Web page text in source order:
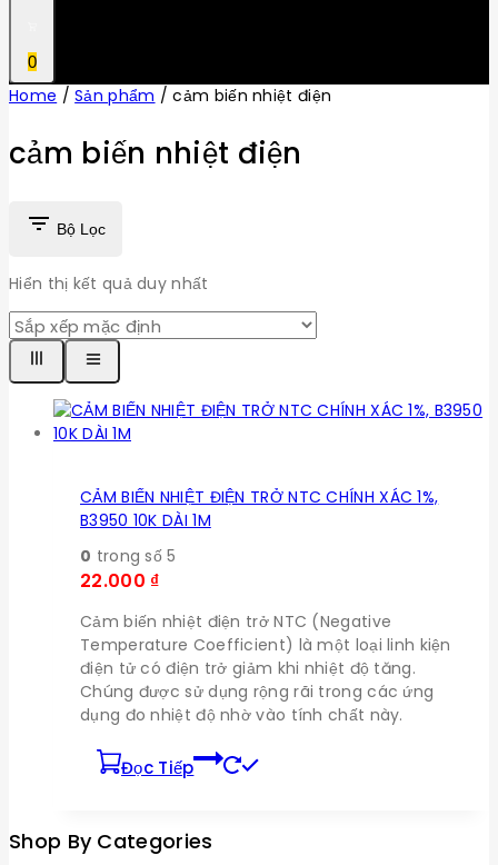
0
Home / Sản phẩm / cảm biến nhiệt điện
cảm biến nhiệt điện
Bộ Lọc
Hiển thị kết quả duy nhất
CẢM BIẾN NHIỆT ĐIỆN TRỞ NTC CHÍNH XÁC 1%,
B3950 10K DÀI 1M
0 trong số 5
22.000 ₫
Cảm biến nhiệt điện trở NTC (Negative
Temperature Coefficient) là một loại linh kiện
điện tử có điện trở giảm khi nhiệt độ tăng.
Chúng được sử dụng rộng rãi trong các ứng
dụng đo nhiệt độ nhờ vào tính chất này.
Đọc Tiếp
Shop By Categories